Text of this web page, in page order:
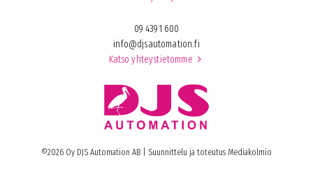
09 4391 600
info@djsautomation.fi
Katso yhteystietomme 
©2026 Oy DJS Automation AB | Suunnittelu ja toteutus Mediakolmio